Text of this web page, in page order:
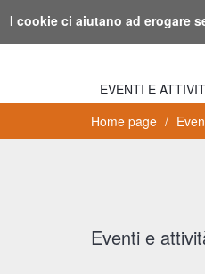
Biblioteca
Rovereto
Io sono...
EVENTI E
Home page
Eventi e
I cookie ci aiutano ad erogare